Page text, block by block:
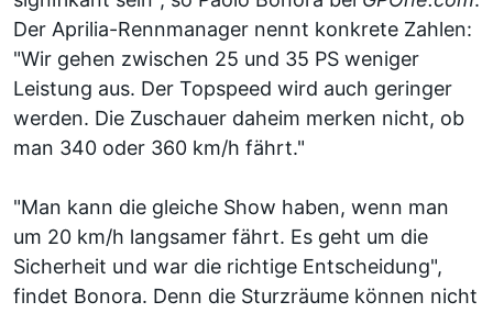
Der Aprilia-Rennmanager nennt konkrete Zahlen:
"Wir gehen zwischen 25 und 35 PS weniger
Leistung aus. Der Topspeed wird auch geringer
werden. Die Zuschauer daheim merken nicht, ob
man 340 oder 360 km/h fährt."
"Man kann die gleiche Show haben, wenn man
um 20 km/h langsamer fährt. Es geht um die
Sicherheit und war die richtige Entscheidung",
findet Bonora. Denn die Sturzräume können nicht